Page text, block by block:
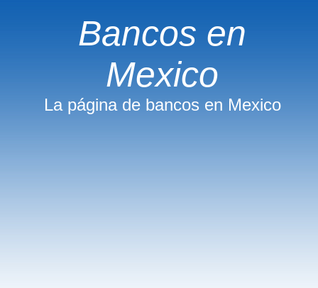
Bancos en
Mexico
La página de bancos en Mexico